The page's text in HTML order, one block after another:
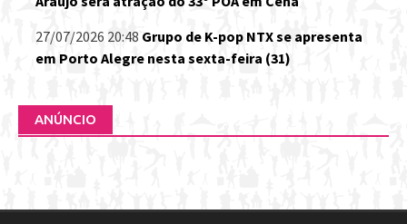
27/07/2026 20:48 Grupo de K-pop NTX se apresenta
em Porto Alegre nesta sexta-feira (31)
ANÚNCIO